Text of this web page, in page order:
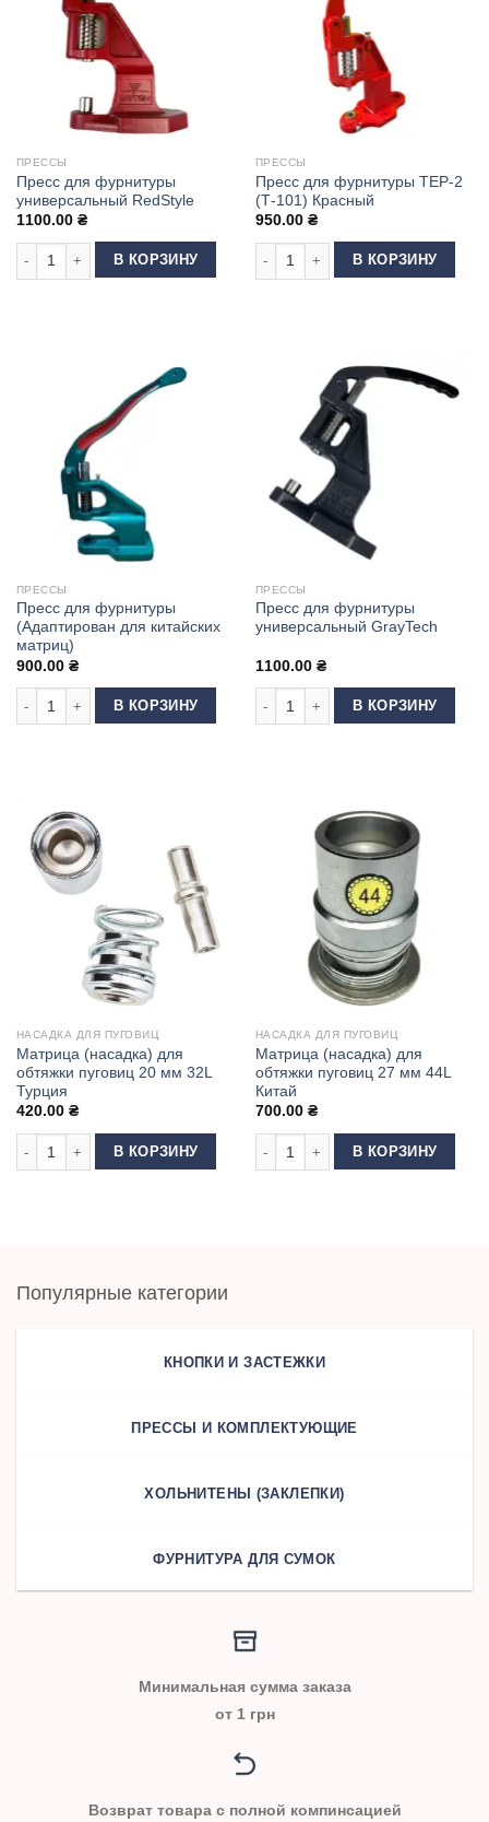
ПРЕССЫ
Пресс для фурнитуры
универсальный RedStyle
1100.00 ₴
Количество товара Пресс для фурнитуры универсальный RedStyle
В КОРЗИНУ
ПРЕССЫ
Пресс для фурнитуры ТЕР-2
(Т-101) Красный
950.00 ₴
Количество товара Пресс для
В КОРЗИНУ
ПРЕССЫ
Пресс для фурнитуры
(Адаптирован для китайских
матриц)
900.00 ₴
Количество товара Пресс для фурнитуры (Адаптирован для китайских
В КОРЗИНУ
ПРЕССЫ
Пресс для фурнитуры
универсальный GrayTech
1100.00 ₴
Количество товара Пресс для
В КОРЗИНУ
НАСАДКА ДЛЯ ПУГОВИЦ
Матрица (насадка) для
обтяжки пуговиц 20 мм 32L
Турция
420.00 ₴
Количество товара Матрица (насадка) для обтяжки пуговиц 20 мм 32L
В КОРЗИНУ
НАСАДКА ДЛЯ ПУГОВИЦ
Матрица (насадка) для
обтяжки пуговиц 27 мм 44L
Китай
700.00 ₴
Количество товара Матрица
В КОРЗИНУ
Популярные категории
КНОПКИ И ЗАСТЕЖКИ
ПРЕССЫ И КОМПЛЕКТУЮЩИЕ
ХОЛЬНИТЕНЫ (ЗАКЛЕПКИ)
ФУРНИТУРА ДЛЯ СУМОК
Минимальная сумма заказа
от 1 грн
Возврат товара с полной компинсацией